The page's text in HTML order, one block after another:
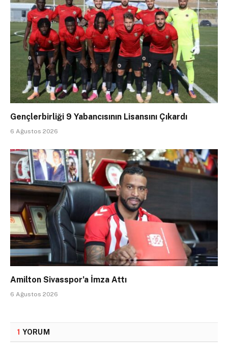
Gençlerbirliği 9 Yabancısının Lisansını Çıkardı
6 Ağustos 2026
Amilton Sivasspor’a İmza Attı
6 Ağustos 2026
1 YORUM